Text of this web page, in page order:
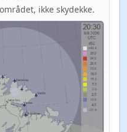
ikke skydekke.